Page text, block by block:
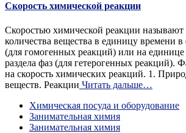
Скорость химической реакции
Скоростью химической реакции называют
количества вещества в единицу времени
(для гомогенных реакций) или на единице
раздела фаз (для гетерогенных реакций).
на скорость химических реакций. 1.
веществ. Реакции Читать дальше…
Химическая посуда и оборудование
Занимательная химия
Занимательная химия